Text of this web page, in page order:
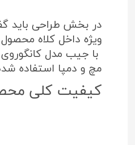
در بخش طراحی باید
ویژه داخل کلاه
با جیب مدل
مچ و دمپا استفاده
کیفیت کلی